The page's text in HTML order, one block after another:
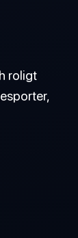
roligt